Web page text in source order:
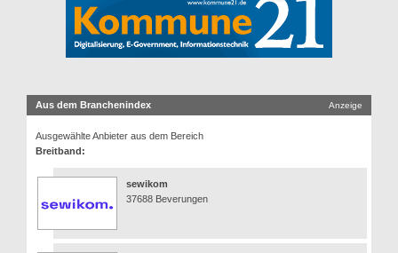
Aus dem Branchenindex Anzeige
Ausgewählte Anbieter aus dem Bereich
Breitband:
sewikom
37688 Beverungen